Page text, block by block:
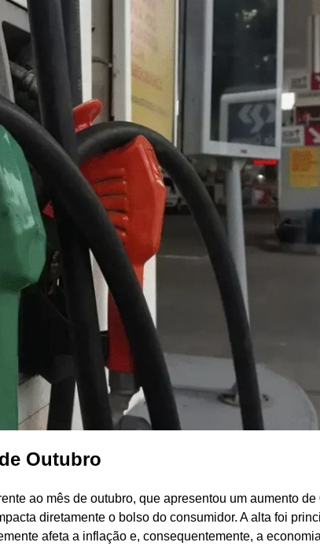
Outubro
ao mês de outubro, que apresentou um aumento de
diretamente o bolso do consumidor. A alta foi
afeta a inflação e, consequentemente, a